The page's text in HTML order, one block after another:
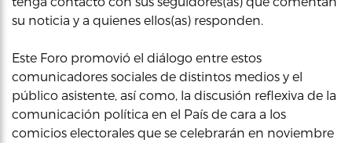
su noticia y a quienes ellos(as) responden.
Este Foro promovió el diálogo entre estos
comunicadores sociales de distintos medios y el
público asistente, así como, la discusión reflexiva de la
comunicación política en el País de cara a los
comicios electorales que se celebrarán en noviembre